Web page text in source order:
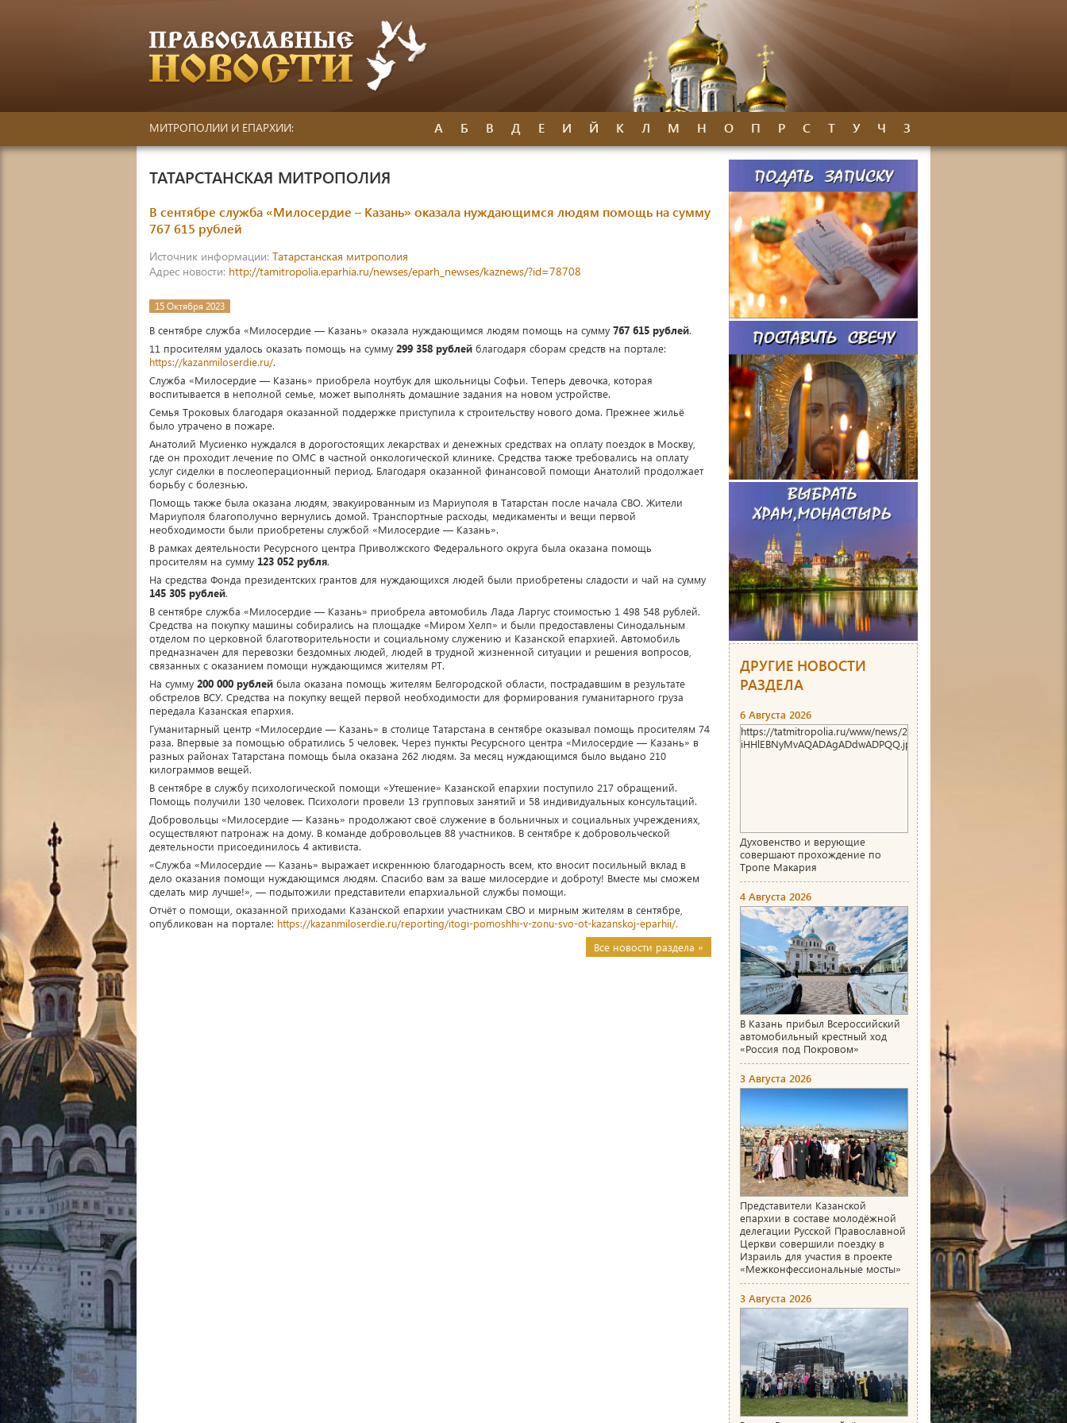
МИТРОПОЛИИ И ЕПАРХИИ: А Б В Д Е И Й К Л М Н О П Р С Т У Ч З
ТАТАРСТАНСКАЯ МИТРОПОЛИЯ
В сентябре служба «Милосердие – Казань» оказала нуждающимся людям помощь на сумму
767 615 рублей
Источник информации: Татарстанская митрополия
Адрес новости: http://tamitropolia.eparhia.ru/newses/eparh_newses/kaznews/?id=78708
15 Октября 2023
В сентябре служба «Милосердие — Казань» оказала нуждающимся людям помощь на сумму 767 615 рублей.
11 просителям удалось оказать помощь на сумму 299 358 рублей благодаря сборам средств на портале:
https://kazanmiloserdie.ru/.
Служба «Милосердие — Казань» приобрела ноутбук для школьницы Софьи. Теперь девочка, которая
воспитывается в неполной семье, может выполнять домашние задания на новом устройстве.
Семья Троковых благодаря оказанной поддержке приступила к строительству нового дома. Прежнее жильё
было утрачено в пожаре.
Анатолий Мусиенко нуждался в дорогостоящих лекарствах и денежных средствах на оплату поездок в Москву,
где он проходит лечение по ОМС в частной онкологической клинике. Средства также требовались на оплату
услуг сиделки в послеоперационный период. Благодаря оказанной финансовой помощи Анатолий продолжает
борьбу с болезнью.
Помощь также была оказана людям, эвакуированным из Мариуполя в Татарстан после начала СВО. Жители
Мариуполя благополучно вернулись домой. Транспортные расходы, медикаменты и вещи первой
необходимости были приобретены службой «Милосердие — Казань».
В рамках деятельности Ресурсного центра Приволжского Федерального округа была оказана помощь
просителям на сумму 123 052 рубля.
На средства Фонда президентских грантов для нуждающихся людей были приобретены сладости и чай на сумму
145 305 рублей.
В сентябре служба «Милосердие — Казань» приобрела автомобиль Лада Ларгус стоимостью 1 498 548 рублей.
Средства на покупку машины собирались на площадке «Миром Хелп» и были предоставлены Синодальным
отделом по церковной благотворительности и социальному служению и Казанской епархией. Автомобиль
предназначен для перевозки бездомных людей, людей в трудной жизненной ситуации и решения вопросов,
связанных с оказанием помощи нуждающимся жителям РТ.
На сумму 200 000 рублей была оказана помощь жителям Белгородской области, пострадавшим в результате
обстрелов ВСУ. Средства на покупку вещей первой необходимости для формирования гуманитарного груза
передала Казанская епархия.
Гуманитарный центр «Милосердие — Казань» в столице Татарстана в сентябре оказывал помощь просителям 74
раза. Впервые за помощью обратились 5 человек. Через пункты Ресурсного центра «Милосердие — Казань» в
разных районах Татарстана помощь была оказана 262 людям. За месяц нуждающимся было выдано 210
килограммов вещей.
В сентябре в службу психологической помощи «Утешение» Казанской епархии поступило 217 обращений.
Помощь получили 130 человек. Психологи провели 13 групповых занятий и 58 индивидуальных консультаций.
Добровольцы «Милосердие — Казань» продолжают своё служение в больничных и социальных учреждениях,
осуществляют патронаж на дому. В команде добровольцев 88 участников. В сентябре к добровольческой
деятельности присоединилось 4 активиста.
«Служба «Милосердие — Казань» выражает искреннюю благодарность всем, кто вносит посильный вклад в
дело оказания помощи нуждающимся людям. Спасибо вам за ваше милосердие и доброту! Вместе мы сможем
сделать мир лучше!», — подытожили представители епархиальной службы помощи.
Отчёт о помощи, оказанной приходами Казанской епархии участникам СВО и мирным жителям в сентябре,
опубликован на портале: https://kazanmiloserdie.ru/reporting/itogi-pomoshhi-v-zonu-svo-ot-kazanskoj-eparhii/.
Все новости раздела »
ДРУГИЕ НОВОСТИ
РАЗДЕЛА
6 Августа 2026
https://tatmitropolia.ru/www/news/2026/8/
iHHlEBNyMvAQADAgADdwADPQQ.jpg
Духовенство и верующие
совершают прохождение по
Тропе Макария
4 Августа 2026
В Казань прибыл Всероссийский
автомобильный крестный ход
«Россия под Покровом»
3 Августа 2026
Представители Казанской
епархии в составе молодёжной
делегации Русской Православной
Церкви совершили поездку в
Израиль для участия в проекте
«Межконфессиональные мосты»
3 Августа 2026